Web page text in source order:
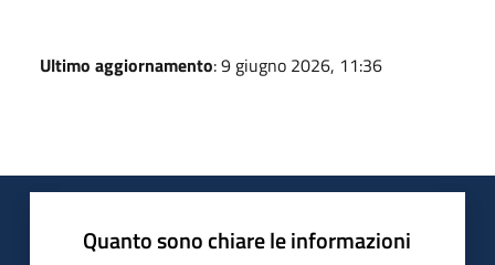
Ultimo aggiornamento: 9 giugno 2026, 11:36
Quanto sono chiare le informazioni